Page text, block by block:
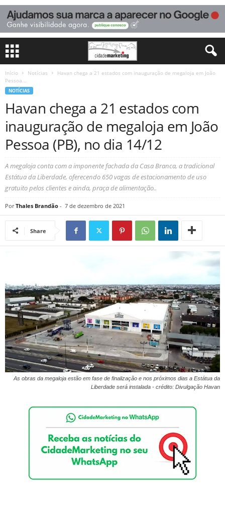
Início Notícias
Havan chega a 21 estados com inauguração de megaloja em João
Pessoa...
NOTÍCIAS
Havan chega a 21 estados com
inauguração de megaloja em João
Pessoa (PB), no dia 14/12
A megaloja conta com a imponente fachada da Casa Branca, a tradicional
Estátua da Liberdade, oferecendo 650 vagas de estacionamento de uso
gratuito pelos clientes e ainda, praça de alimentação..
Por Thales Brandão - 7 de dezembro de 2021
Share
As obras da megaloja estão em fase de finalização e nos próximos dias a Estátua da
Liberdade será instalada - crédito: Divulgação Havan